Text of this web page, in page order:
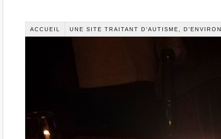
ACCUEIL UNE SITE TRAITANT D’AUTISME,